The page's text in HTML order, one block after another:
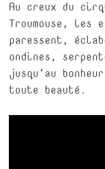
Au creux du
Troumouse, les
paressent,
ondines,
jusqu’au
toute beauté.